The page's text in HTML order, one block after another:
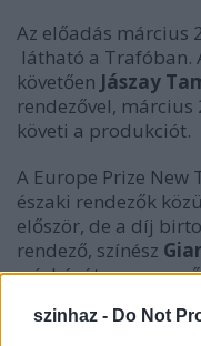
szinhaz - Do Not
Az előadás március
látható a Trafóban.
követően Jászay
rendezővel,
követi a produkciót.
A Europe Prize
északi rendezők
először, de a díj
rendező, színész
színházát a nyers
jellemzi. Darabjai
közösségi